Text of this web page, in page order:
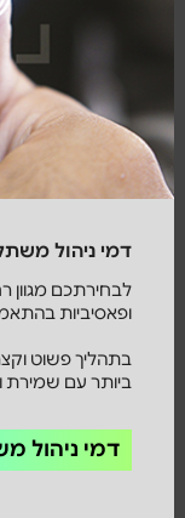
דמי ניהול
לבחירתכם מגוון
ופאסיביות
בתהליך פשוט
ביותר עם שמירת
דמי ניהול